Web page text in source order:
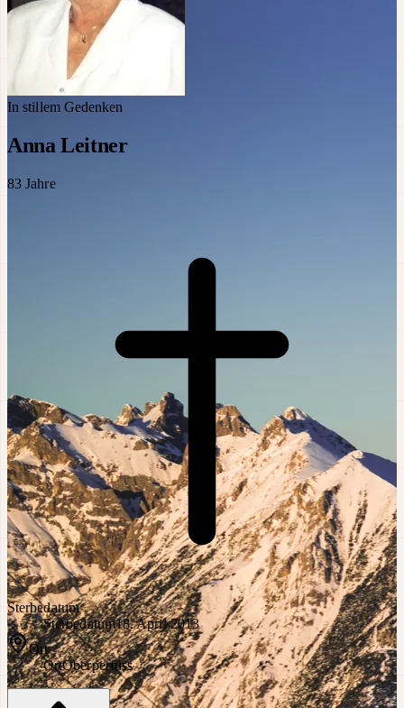
In stillem Gedenken
Anna Leitner
83 Jahre
Sterbedatum
Sterbedatum18. April 2013
Ort
OrtOberperfuss